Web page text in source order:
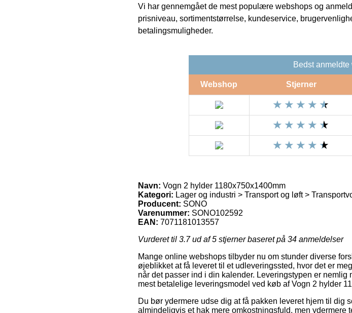
Vi har gennemgået de mest populære webshops og
prisniveau, sortimentstørrelse, kundeservice,
betalingsmuligheder.
Bedst
Webshop Stjerner
Navn: Vogn 2 hylder 1180x750x1400mm
Kategori: Lager og industri > Transport og løft >
Producent: SONO
Varenummer: SONO102592
EAN: 7071181013557
Vurderet til 3.7ud af 5 stjerner baseret på 34 anmeldelser
Mange online webshops tilbyder nu om stunder diverse
øjeblikket at få leveret til et udleveringssted, hvor det er
når det passer ind i din kalender. Leveringstypen er
mest betalelige leveringsmodel ved køb af Vogn 2 hylder
Du bør ydermere udse dig at få pakken leveret hjem til dig
almindeligvis et hak mere omkostningsfuld, men ydermere